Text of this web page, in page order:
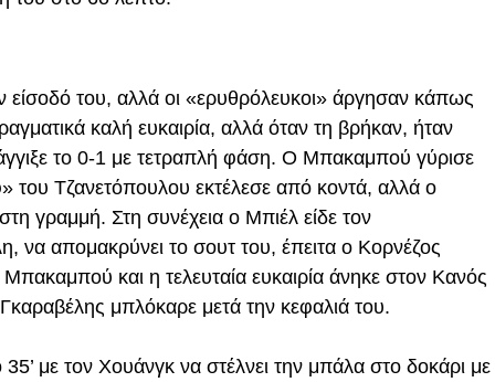
του, αλλά οι «ερυθρόλευκοι» άργησαν κάπως
καλή ευκαιρία, αλλά όταν τη βρήκαν, ήταν
το 0-1 με τετραπλή φάση. Ο Μπακαμπού γύρισε
του Τζανετόπουλου εκτέλεσε από κοντά, αλλά ο
γραμμή. Στη συνέχεια ο Μπιέλ είδε τον
να απομακρύνει το σουτ του, έπειτα ο Κορνέζος
και η τελευταία ευκαιρία άνηκε στον Κανός
μπλόκαρε μετά την κεφαλιά του.
με τον Χουάνγκ να στέλνει την μπάλα στο δοκάρι με